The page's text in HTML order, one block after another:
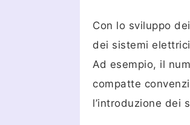
Con lo sviluppo
dei sistemi
Ad esempio, il
compatte
l’introduzione dei